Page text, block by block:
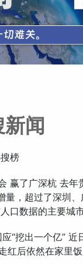
闻
榜
赢了广深杭 去
量，超过了深圳
口数据的主要城
“挖出一个亿” 近
红后依然在家里饭